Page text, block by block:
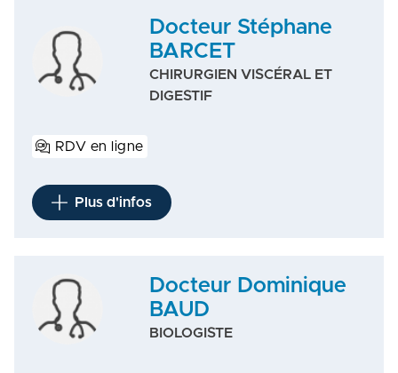
Docteur Stéphane
BARCET
CHIRURGIEN VISCÉRAL ET
DIGESTIF
RDV en ligne
Plus d'infos
Docteur Dominique
BAUD
BIOLOGISTE